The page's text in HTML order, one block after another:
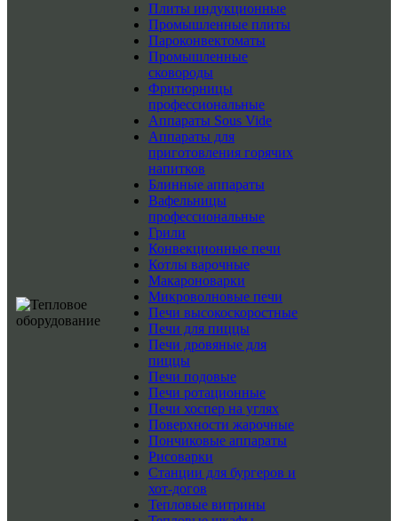
Плиты индукционные
Промышленные плиты
Пароконвектоматы
Промышленные
сковороды
Фритюрницы
профессиональные
Аппараты Sous Vide
Аппараты для
приготовления горячих
напитков
Блинные аппараты
Вафельницы
профессиональные
Грили
Конвекционные печи
Котлы варочные
Макароноварки
Микроволновые печи
Печи высокоскоростные
Печи для пиццы
Печи дровяные для
пиццы
Печи подовые
Печи ротационные
Печи хоспер на углях
Поверхности жарочные
Пончиковые аппараты
Рисоварки
Станции для бургеров и
хот-догов
Тепловые витрины